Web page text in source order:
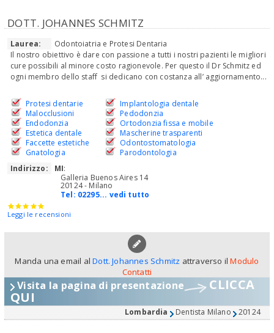
DOTT. JOHANNES SCHMITZ
Laurea:
Odontoiatria e Protesi Dentaria
Il nostro obiettivo è dare con passione a tutti i nostri pazienti le migliori
cure possibili al minore costo ragionevole. Per questo il Dr Schmitz ed
ogni membro dello staff si dedicano con costanza all’ aggiornamento...
Protesi dentarie
Malocclusioni
Endodonzia
Estetica dentale
Faccette estetiche
Gnatologia
Implantologia dentale
Pedodonzia
Ortodonzia fissa e mobile
Mascherine trasparenti
Odontostomatologia
Parodontologia
Indirizzo:
MI:
Galleria Buenos Aires 14
20124 - Milano
Tel: 02295... vedi tutto
Leggi le recensioni
Manda una email alDott. Johannes Schmitz attraverso ilModulo
Contatti
Visita la pagina di presentazione CLICCA
QUI
Lombardia Dentista Milano 20124